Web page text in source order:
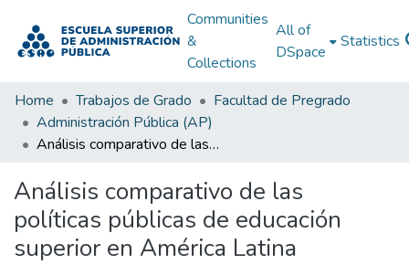
Communities
&
Collections
All of
DSpace
Statistics
Home Trabajos de Grado
Facultad de Pregrado
Administración Pública (AP)
Análisis comparativo de las políticas públicas de educación superior en América Latina
Análisis comparativo de las
políticas públicas de educación
superior en América Latina